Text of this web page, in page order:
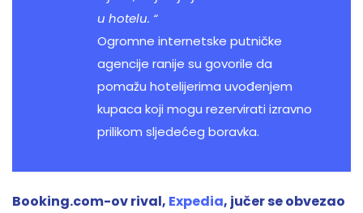
u hotelu. “
Ogromne internetske putničke
agencije ranije su govorile da
pomažu hotelijerima uvođenjem
kupaca koji mogu rezervirati izravno
prilikom sljedećeg boravka.
Booking.com-ov rival, Expedia, jučer se obvezao